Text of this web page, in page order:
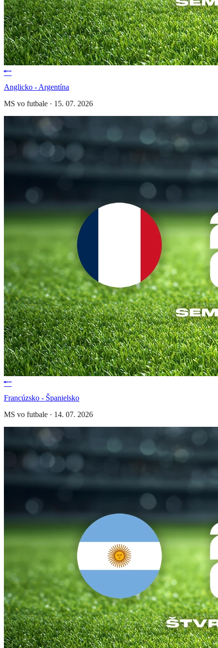
Anglicko - Argentína
MS vo futbale · 15. 07. 2026
Francúzsko - Španielsko
MS vo futbale · 14. 07. 2026